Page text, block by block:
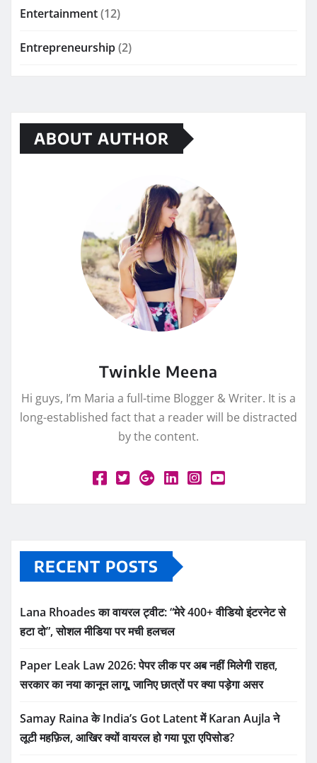
Entertainment(12)
Entrepreneurship(2)
ABOUT AUTHOR
Twinkle Meena
Hi guys, I’m Maria a full-time Blogger & Writer. It is a
long-established fact that a reader will be distracted
by the content.
RECENT POSTS
Lana Rhoades का वायरल ट्वीट: “मेरे 400+ वीडियो इंटरनेट से
हटा दो”, सोशल मीडिया पर मची हलचल
Paper Leak Law 2026: पेपर लीक पर अब नहीं मिलेगी राहत,
सरकार का नया कानून लागू, जानिए छात्रों पर क्या पड़ेगा असर
Samay Raina के India’s Got Latent में Karan Aujla ने
लूटी महफ़िल, आखिर क्यों वायरल हो गया पूरा एपिसोड?